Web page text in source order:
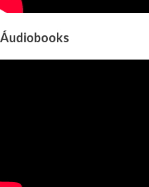
Áudiobooks